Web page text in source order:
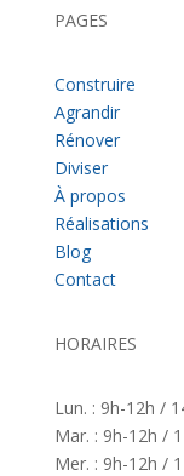
PAGES
Construire
Agrandir
Rénover
Diviser
À propos
Réalisations
Blog
Contact
HORAIRES
Lun. : 9h-12h /
Mar. : 9h-12h /
Mer. : 9h-12h /